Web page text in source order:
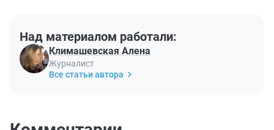
Над материалом работали:
Климашевская Алена
Журналист
Все статьи автора